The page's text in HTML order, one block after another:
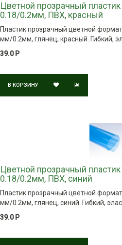
Цветной прозрачный пластик
0.18/0.2мм, ПВХ, красный
Пластик прозрачный цветной
мм/0.2мм, глянец, красный. Гибкий,
39.0 Р
В КОРЗИНУ
Цветной прозрачный пластик
0.18/0.2мм, ПВХ, синий
Пластик прозрачный цветной
мм/0.2мм, глянец, синий. Гибкий,
39.0 Р